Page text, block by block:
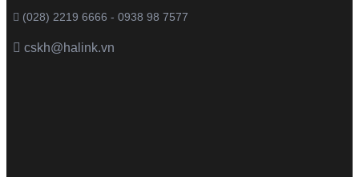
(028) 2219 6666 - 0938 98 7577
cskh@halink.vn